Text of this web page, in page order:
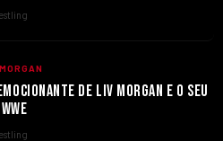
DE LIV MORGAN E O SEU